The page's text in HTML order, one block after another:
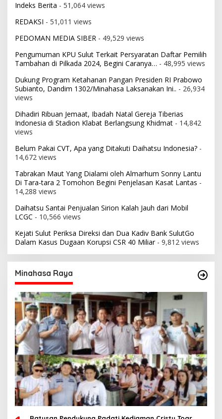
Indeks Berita - 51,064 views
REDAKSI - 51,011 views
PEDOMAN MEDIA SIBER - 49,529 views
Pengumuman KPU Sulut Terkait Persyaratan Daftar Pemilih
Tambahan di Pilkada 2024, Begini Caranya… - 48,995 views
Dukung Program Ketahanan Pangan Presiden RI Prabowo
Subianto, Dandim 1302/Minahasa Laksanakan Ini.. - 26,934
views
Dihadiri Ribuan Jemaat, Ibadah Natal Gereja Tiberias
Indonesia di Stadion Klabat Berlangsung Khidmat - 14,842
views
Belum Pakai CVT, Apa yang Ditakuti Daihatsu Indonesia? -
14,672 views
Tabrakan Maut Yang Dialami oleh Almarhum Sonny Lantu
Di Tara-tara 2 Tomohon Begini Penjelasan Kasat Lantas -
14,288 views
Daihatsu Santai Penjualan Sirion Kalah Jauh dari Mobil
LCGC - 10,566 views
Kejati Sulut Periksa Direksi dan Dua Kadiv Bank SulutGo
Dalam Kasus Dugaan Korupsi CSR 40 Miliar- 9,812 views
Minahasa Raya